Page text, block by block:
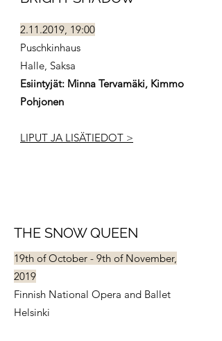
2.11.2019, 19:00
Puschkinhaus
Halle, Saksa
Esiintyjät: Minna Tervamäki, Kimmo
Pohjonen
LIPUT JA LISÄTIEDOT >
THE SNOW QUEEN
19th of October - 9th of November,
2019
Finnish National Opera and Ballet
Helsinki